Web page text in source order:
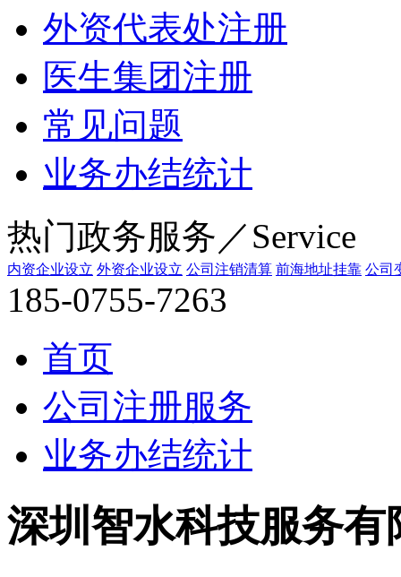
外资代表处注册
医生集团注册
常见问题
业务办结统计
热门政务服务／Service
内资企业设立 外资企业设立 公司注销清算 前海地址挂靠 公司
185-0755-7263
首页
公司注册服务
业务办结统计
深圳智水科技服务